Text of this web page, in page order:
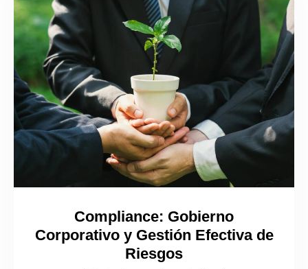
Compliance: Gobierno
Corporativo y Gestión Efectiva de
Riesgos